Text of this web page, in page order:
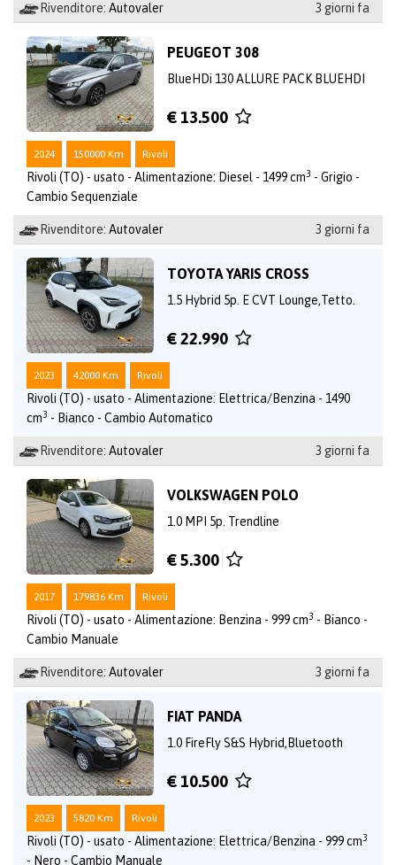
Rivenditore: Autovaler 3 giorni fa
PEUGEOT 308
BlueHDi 130 ALLURE PACK BLUEHDI
€ 13.500
2024 150000 Km Rivoli
Rivoli (TO) - usato - Alimentazione: Diesel - 1499 cm3 - Grigio -
Cambio Sequenziale
Rivenditore: Autovaler 3 giorni fa
TOYOTA YARIS CROSS
1.5 Hybrid 5p. E CVT Lounge,Tetto.
€ 22.990
2023 42000 Km Rivoli
Rivoli (TO) - usato - Alimentazione: Elettrica/Benzina - 1490
cm3 - Bianco - Cambio Automatico
Rivenditore: Autovaler 3 giorni fa
VOLKSWAGEN POLO
1.0 MPI 5p. Trendline
€ 5.300
2017 179836 Km Rivoli
Rivoli (TO) - usato - Alimentazione: Benzina - 999 cm3 - Bianco -
Cambio Manuale
Rivenditore: Autovaler 3 giorni fa
FIAT PANDA
1.0 FireFly S&S Hybrid,Bluetooth
€ 10.500
2023 5820 Km Rivoli
Rivoli (TO) - usato - Alimentazione: Elettrica/Benzina - 999 cm3
- Nero - Cambio Manuale